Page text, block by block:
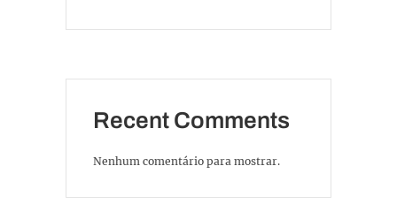
Recent Comments
Nenhum comentário para mostrar.